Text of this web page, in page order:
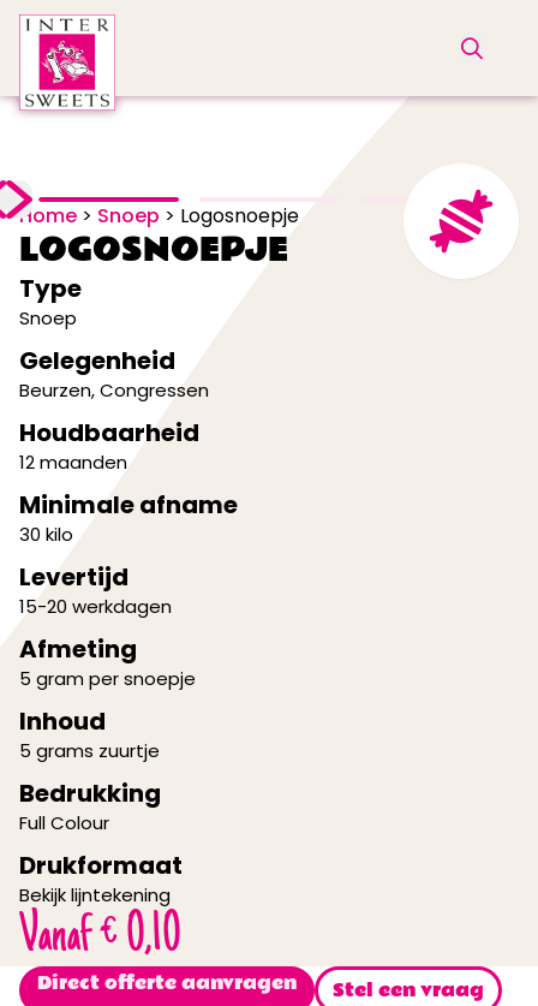
Home > Snoep > Logosnoepje
LOGOSNOEPJE
Type
Snoep
Gelegenheid
Beurzen,Congressen
Houdbaarheid
12 maanden
Minimale afname
30 kilo
Levertijd
15-20 werkdagen
Afmeting
5 gram per snoepje
Inhoud
5 grams zuurtje
Bedrukking
Full Colour
Drukformaat
Bekijk lijntekening
Vanaf€0,10
Direct offerte aanvragen Stel een vraag